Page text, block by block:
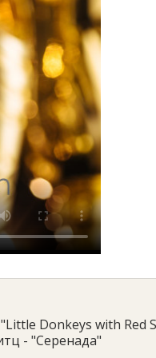
Donkeys with Red
- "Серенада"